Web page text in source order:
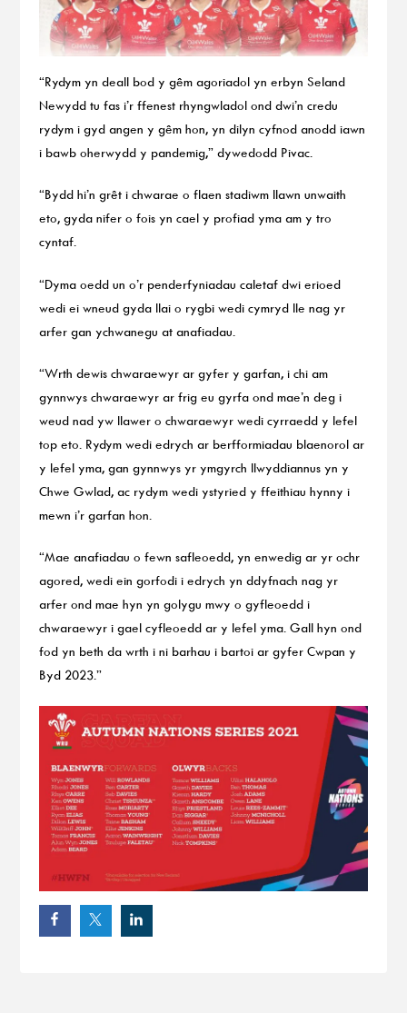
“Rydym yn deall bod y gêm agoriadol yn erbyn Seland
Newydd tu fas i’r ffenest rhyngwladol ond dwi’n credu
rydym i gyd angen y gêm hon, yn dilyn cyfnod anodd iawn
i bawb oherwydd y pandemig,” dywedodd Pivac.
“Bydd hi’n grêt i chwarae o flaen stadiwm llawn unwaith
eto, gyda nifer o fois yn cael y profiad yma am y tro
cyntaf.
“Dyma oedd un o’r penderfyniadau caletaf dwi erioed
wedi ei wneud gyda llai o rygbi wedi cymryd lle nag yr
arfer gan ychwanegu at anafiadau.
“Wrth dewis chwaraewyr ar gyfer y garfan, i chi am
gynnwys chwaraewyr ar frig eu gyrfa ond mae’n deg i
weud nad yw llawer o chwaraewyr wedi cyrraedd y lefel
top eto. Rydym wedi edrych ar berfformiadau blaenorol ar
y lefel yma, gan gynnwys yr ymgyrch llwyddiannus yn y
Chwe Gwlad, ac rydym wedi ystyried y ffeithiau hynny i
mewn i’r garfan hon.
“Mae anafiadau o fewn safleoedd, yn enwedig ar yr ochr
agored, wedi ein gorfodi i edrych yn ddyfnach nag yr
arfer ond mae hyn yn golygu mwy o gyfleoedd i
chwaraewyr i gael cyfleoedd ar y lefel yma. Gall hyn ond
fod yn beth da wrth i ni barhau i bartoi ar gyfer Cwpan y
Byd 2023.”